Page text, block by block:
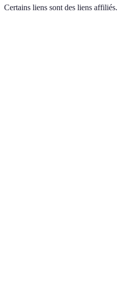
Certains liens sont des liens affiliés.